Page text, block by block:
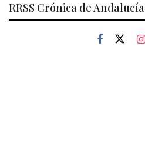
RRSS Crónica de Andalucía